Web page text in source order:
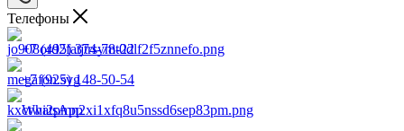
Телефоны
+7 (495) 374-78-22
+7 (925) 148-50-54
WhatsApp